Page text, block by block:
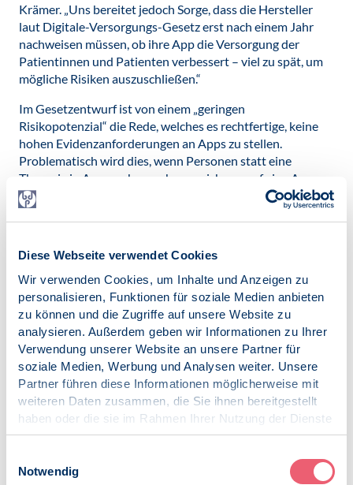
Diese Webseite verwendet Cookies
Wir verwenden Cookies, um Inhalte und Anzeigen zu
personalisieren, Funktionen für soziale Medien anbieten
zu können und die Zugriffe auf unsere Website zu
analysieren. Außerdem geben wir Informationen zu Ihrer
Verwendung unserer Website an unsere Partner für
soziale Medien, Werbung und Analysen weiter. Unsere
Partner führen diese Informationen möglicherweise mit
weiteren Daten zusammen, die Sie ihnen bereitgestellt
haben oder die sie im Rahmen Ihrer Nutzung der Dienste
gesammelt haben.
Notwendig
Krämer. „Uns bereitet jedoch Sorge, dass die Hersteller
laut Digitale-Versorgungs-Gesetz erst nach einem Jahr
nachweisen müssen, ob ihre App die Versorgung der
Patientinnen und Patienten verbessert – viel zu spät, um
mögliche Risiken auszuschließen.“
Im Gesetzentwurf ist von einem „geringen
Risikopotenzial“ die Rede, welches es rechtfertige, keine
hohen Evidenzanforderungen an Apps zu stellen.
Problematisch wird dies, wenn Personen statt eine
Therapie in Anspruch zu nehmen, sich nur auf eine App
verlassen. Es ist sogar denkbar, dass eine ungeprüfte App
ihren Zustand noch verschlimmert.
Video zum Gütesiegel
Veröffentlicht am:
20.11.2019
Kategorien:
Digitale Gesellschaft und Psychologie